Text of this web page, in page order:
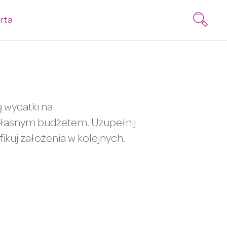
na
budżetem. Uzupełnij
założenia w kolejnych.